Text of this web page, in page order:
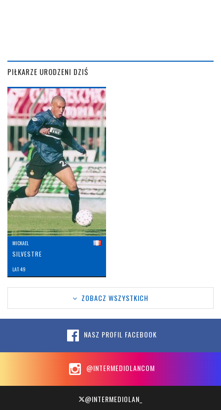
PIŁKARZE URODZENI DZIŚ
MICKAEL
SILVESTRE
LAT: 49
ZOBACZ WSZYSTKICH
NASZ PROFIL FACEBOOK
@INTERMEDIOLANCOM
@INTERMEDIOLAN_